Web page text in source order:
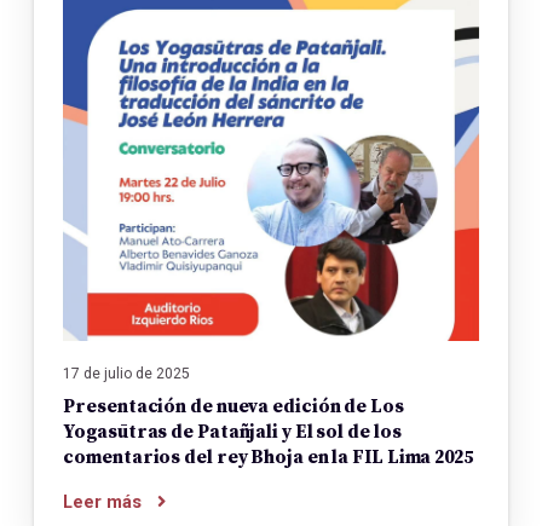
17 de julio de 2025
Presentación de nueva edición de Los
Yogasūtras de Patañjali y El sol de los
comentarios del rey Bhoja en la FIL Lima 2025
Leer más